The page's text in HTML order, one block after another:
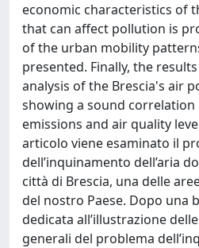
economic characteristics of
that can affect pollution is
of the urban mobility
presented. Finally, the
analysis of the Brescia's air
showing a sound
emissions and air quality
articolo viene esaminato il
dell’inquinamento dell’aria
città di Brescia, una delle
del nostro Paese. Dopo una
dedicata all’illustrazione
generali del problema